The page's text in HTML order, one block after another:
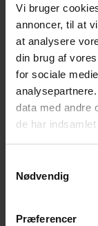
Vi bruger
annoncer, til at
at analysere
din brug af
for sociale
data med andre
de har
Nødvendig
Præferencer
Ferienhaus 01061
Vindgaf 42
Max. 4 Personen
5,0 (2)